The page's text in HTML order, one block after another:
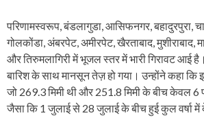
परिणामस्वरूप, बंडलागुडा, आसिफनगर, बहादुरपुरा,
गोलकोंडा, अंबरपेट, अमीरपेट, खैरताबाद, मुशीराबाद,
और तिरुमलागिरी में भूजल स्तर में भारी गिरावट आई
बारिश के साथ मानसून तेज़ हो गया। उन्होंने कहा कि
जो 269.3 मिमी थी और 251.8 मिमी के बीच केवल 6
जैसा कि 1 जुलाई से 28 जुलाई के बीच हुई कुल वर्षा में